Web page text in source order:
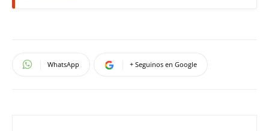
WhatsApp + Seguinos en Google